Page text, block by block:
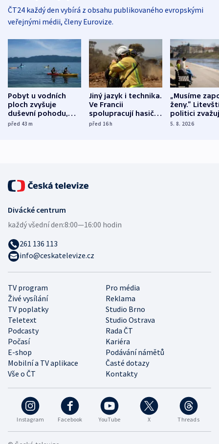
ČT24 každý den vybírá z obsahu publikovaného evropskými
veřejnými médii, členy Eurovize.
Pobyt u vodních
ploch zvyšuje
duševní pohodu,
ukázala
před 43m
Jiný jazyk i technika.
Ve Francii
spolupracují hasiči z
různých zemí
před 16h
„Musíme
ženy.“
politici
dohodu o
5. 8. 2026
Instagram Facebook YouTube X Threads
TV program
Pro média
Živé vysílání
Reklama
TV poplatky
Studio Brno
Teletext
Studio Ostrava
Podcasty
Rada ČT
Počasí
Kariéra
E-shop
Podávání námětů
Mobilní a TV aplikace
Časté dotazy
Vše o ČT
Kontakty
Divácké centrum
každý všední den:8:00—16:00 hodin
261 136 113
info@ceskatelevize.cz